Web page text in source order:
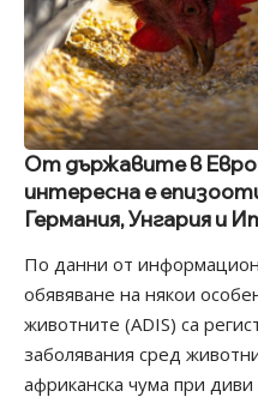
От държавите в
интересна е
Германия, Унгария и
По данни от
обявяване на някои
животните (ADIS) са
заболявания сред
африканска чума при